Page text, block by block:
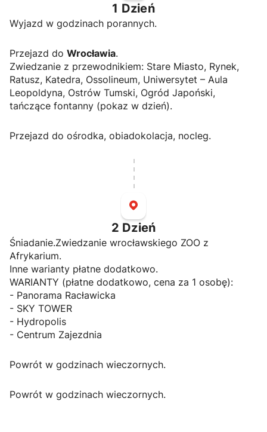
1 Dzień
Wyjazd w godzinach porannych.
Przejazd do Wrocławia.
Zwiedzanie z przewodnikiem: Stare Miasto, Rynek,
Ratusz, Katedra, Ossolineum, Uniwersytet – Aula
Leopoldyna, Ostrów Tumski, Ogród Japoński,
tańczące fontanny (pokaz w dzień).
Przejazd do ośrodka, obiadokolacja, nocleg.
2 Dzień
Śniadanie.Zwiedzanie wrocławskiego ZOO z
Afrykarium.
Inne warianty płatne dodatkowo.
WARIANTY (płatne dodatkowo, cena za 1 osobę):
- Panorama Racławicka
- SKY TOWER
- Hydropolis
- Centrum Zajezdnia
Powrót w godzinach wieczornych.
Powrót w godzinach wieczornych.